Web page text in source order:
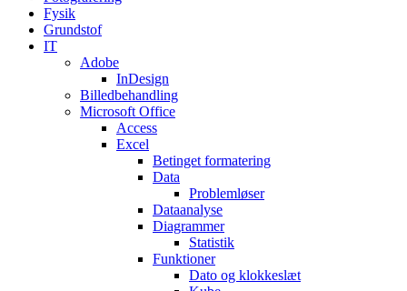
Fysik
Grundstof
IT
Adobe
InDesign
Billedbehandling
Microsoft Office
Access
Excel
Betinget formatering
Data
Problemløser
Dataanalyse
Diagrammer
Statistik
Funktioner
Dato og klokkeslæt